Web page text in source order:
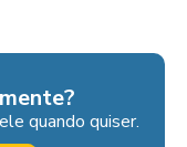
quando quiser.